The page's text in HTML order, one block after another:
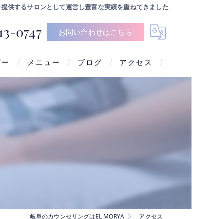
供するサロンとして運営し豊富な実績を重ねてきました
0747 お問い合わせはこちら
メニュー ブログ アクセス
岐阜のカウンセリングはEL MORYA アクセス